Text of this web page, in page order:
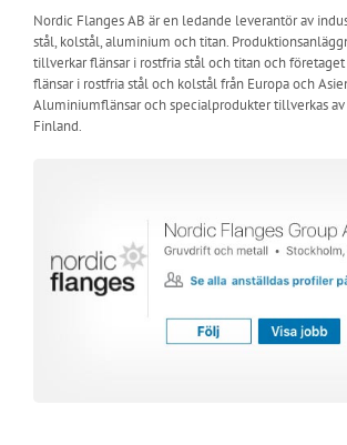
Nordic Flanges AB är en ledande leverantör av
stål, kolstål, aluminium och titan.
tillverkar flänsar i rostfria stål och titan och
flänsar i rostfria stål och kolstål från Europa och
Aluminiumflänsar och specialprodukter tillverkas
Finland.